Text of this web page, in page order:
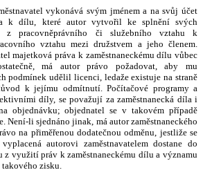
vykonává svým jménem a na svůj účet
k dílu, které autor vytvořil ke splnění svých
z pracovněprávního či služebního vztahu k
vztahu mezi družstvem a jeho členem.
majetková práva k zaměstnaneckému dílu vůbec
má autor právo požadovat, aby mu
podmínek udělil licenci, ledaže existuje na straně
k jejímu odmítnutí. Počítačové programy a
díly, se považují za zaměstnanecká díla i
objednávku; objednatel se v takovém případě
Není-li sjednáno jinak, má autor zaměstnaneckého
na přiměřenou dodatečnou odměnu, jestliže se
autorovi zaměstnavatelem dostane do
z využití práv k zaměstnaneckému dílu a významu
zisku.